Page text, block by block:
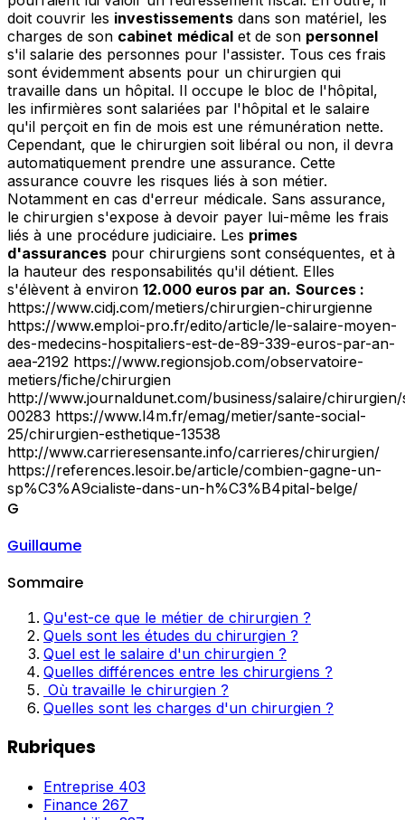
doit couvrir les investissements dans son matériel, les
charges de son cabinet médical et de son personnel
s'il salarie des personnes pour l'assister. Tous ces frais
sont évidemment absents pour un chirurgien qui
travaille dans un hôpital. Il occupe le bloc de l'hôpital,
les infirmières sont salariées par l'hôpital et le salaire
qu'il perçoit en fin de mois est une rémunération nette.
Cependant, que le chirurgien soit libéral ou non, il devra
automatiquement prendre une assurance. Cette
assurance couvre les risques liés à son métier.
Notamment en cas d'erreur médicale. Sans assurance,
le chirurgien s'expose à devoir payer lui-même les frais
liés à une procédure judiciaire. Les primes
d'assurances pour chirurgiens sont conséquentes, et à
la hauteur des responsabilités qu'il détient. Elles
s'élèvent à environ 12.000 euros par an. Sources :
https://www.cidj.com/metiers/chirurgien-chirurgienne
https://www.emploi-pro.fr/edito/article/le-salaire-moyen-
des-medecins-hospitaliers-est-de-89-339-euros-par-an-
aea-2192 https://www.regionsjob.com/observatoire-
metiers/fiche/chirurgien
http://www.journaldunet.com/business/salaire/
00283 https://www.l4m.fr/emag/metier/sante-social-
25/chirurgien-esthetique-13538
http://www.carrieresensante.info/carrieres/chirurgien/
https://references.lesoir.be/article/combien-gagne-un-
sp%C3%A9cialiste-dans-un-h%C3%B4pital-belge/
G
Guillaume
Sommaire
Qu'est-ce que le métier de chirurgien ?
Quels sont les études du chirurgien ?
Quel est le salaire d'un chirurgien ?
Quelles différences entre les chirurgiens ?
Où travaille le chirurgien ?
Quelles sont les charges d'un chirurgien ?
Rubriques
Entreprise 403
Finance 267